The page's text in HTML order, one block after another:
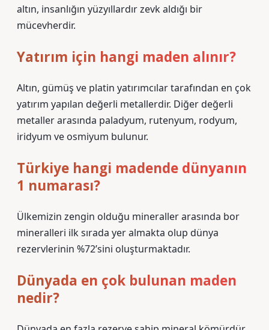
altın, insanlığın yüzyıllardır zevk aldığı bir
mücevherdir.
Yatırım için hangi maden alınır?
Altın, gümüş ve platin yatırımcılar tarafından en çok
yatırım yapılan değerli metallerdir. Diğer değerli
metaller arasında paladyum, rutenyum, rodyum,
iridyum ve osmiyum bulunur.
Türkiye hangi madende dünyanın
1 numarası?
Ülkemizin zengin olduğu mineraller arasında bor
mineralleri ilk sırada yer almakta olup dünya
rezervlerinin %72’sini oluşturmaktadır.
Dünyada en çok bulunan maden
nedir?